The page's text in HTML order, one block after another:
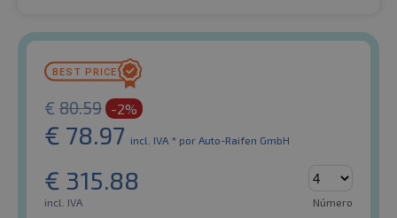
€ 80.59 -2%
€ 78.97 incl. IVA * por Auto-Raifen GmbH
€ 315.88
incl. IVA Número